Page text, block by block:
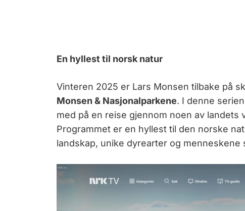
En hyllest til norsk natur
Vinteren 2025 er Lars Monsen tilbake på
Monsen & Nasjonalparkene. I denne
med på en reise gjennom noen av
Programmet er en hyllest til den norske
landskap, unike dyrearter og